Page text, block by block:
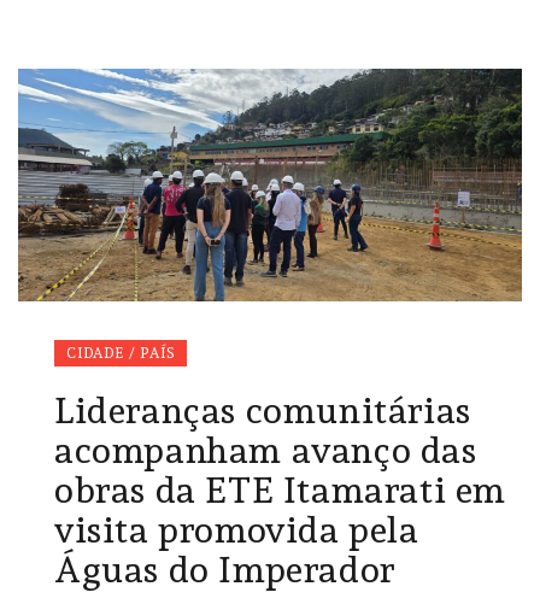
CIDADE / PAÍS
Lideranças comunitárias
acompanham avanço das
obras da ETE Itamarati em
visita promovida pela
Águas do Imperador